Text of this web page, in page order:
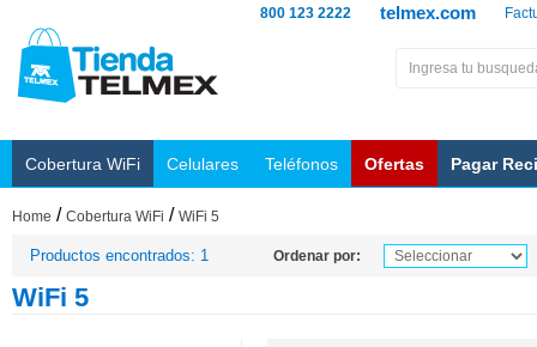
telmex.com
800 123 2222
Cobertura WiFi Celulares Teléfonos Ofertas Pagar
Home / Cobertura WiFi / WiFi 5
Productos encontrados: 1 Ordenar por:
WiFi 5